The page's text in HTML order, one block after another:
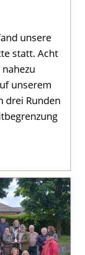
unsere
statt. Acht
unserem
drei Runden